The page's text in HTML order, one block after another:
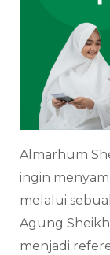
Almarhum
ingin
melalui
Agung
menjadi